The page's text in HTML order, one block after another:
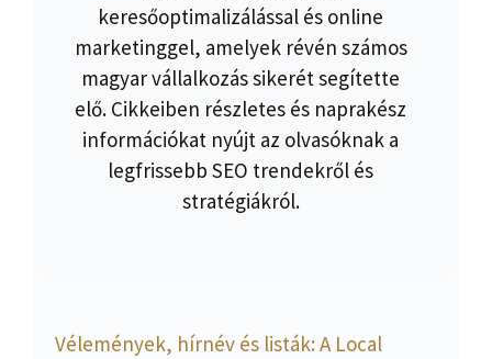
keresőoptimalizálással és online
marketinggel, amelyek révén számos
magyar vállalkozás sikerét segítette
elő. Cikkeiben részletes és naprakész
információkat nyújt az olvasóknak a
legfrissebb SEO trendekről és
stratégiákról.
Vélemények, hírnév és listák: A Local